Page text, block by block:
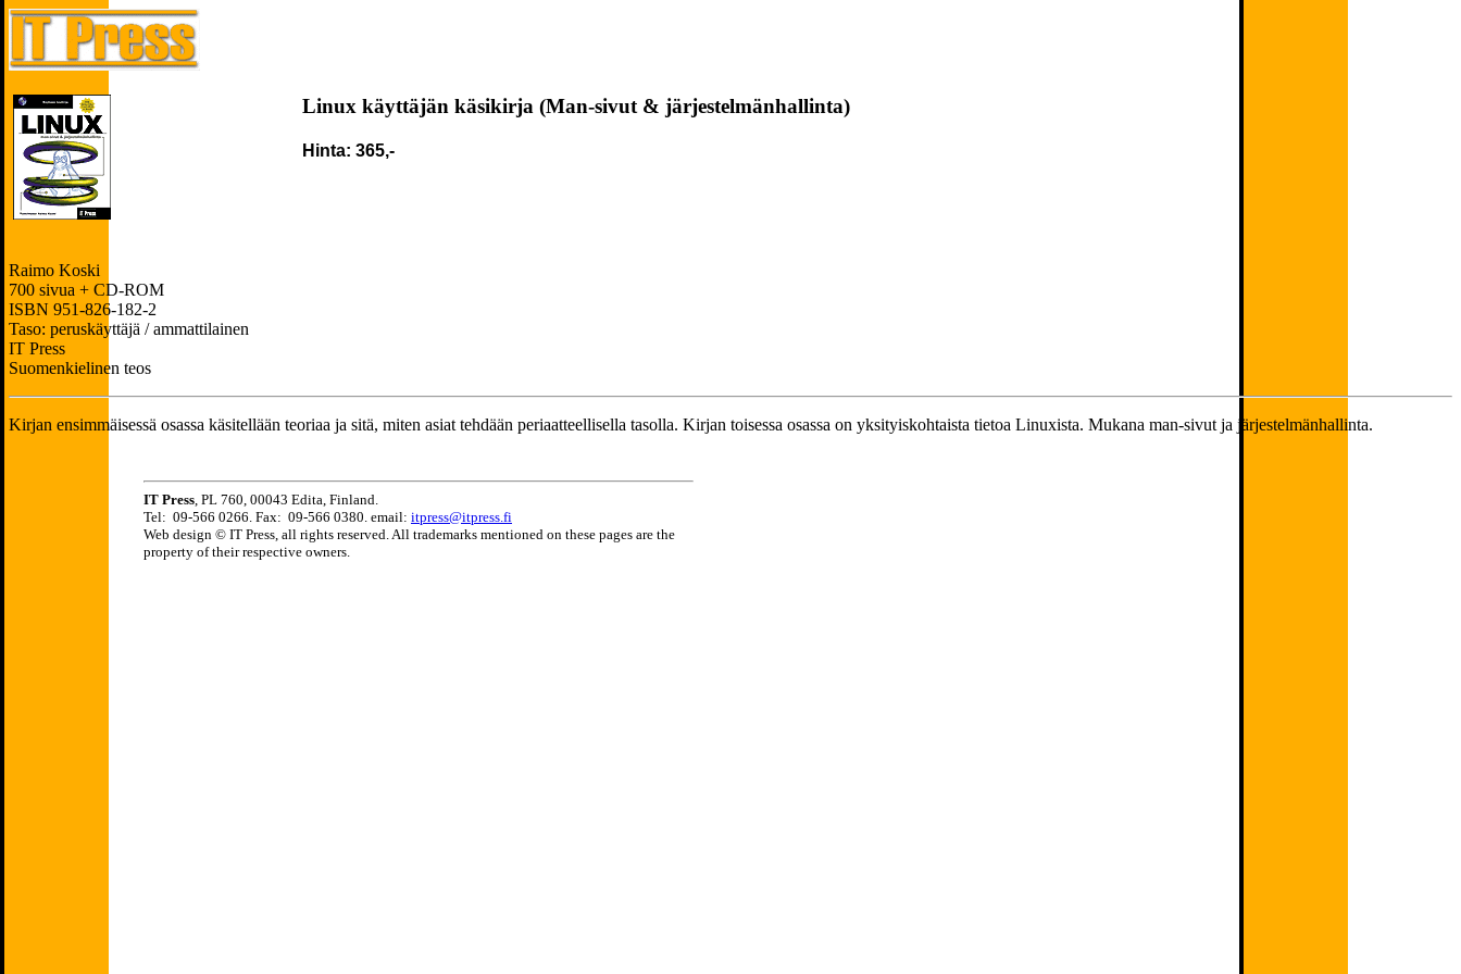
Linux käyttäjän käsikirja (Man-sivut & järjestelmänhallinta)
Hinta: 365,-
Raimo Koski
700 sivua + CD-ROM
ISBN 951-826-182-2
Taso: peruskäyttäjä / ammattilainen
IT Press
Suomenkielinen teos
Kirjan ensimmäisessä osassa käsitellään teoriaa ja sitä, miten asiat tehdään periaatteellisella tasolla. Kirjan toisessa osassa on yksityiskohtaista tietoa Linuxista. Mukana man-sivut ja järjestelmänhallinta.
IT Press, PL 760, 00043 Edita, Finland.
Tel: 09-566 0266. Fax: 09-566 0380. email: itpress@itpress.fi
Web design © IT Press, all rights reserved. All trademarks mentioned on these pages are the
property of their respective owners.